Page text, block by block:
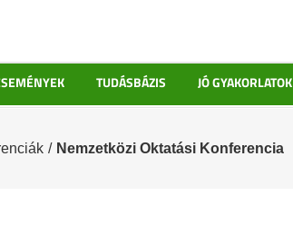
TUDÁSBÁZIS JÓ GYAKORLATOK
/ Nemzetközi Oktatási Konferencia